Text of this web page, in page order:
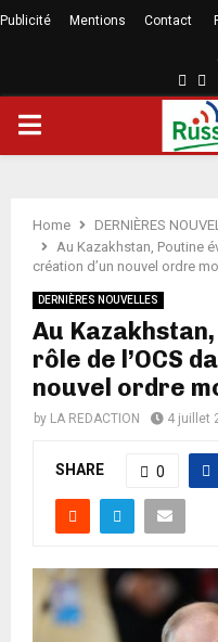
Publicité Mentions Contact
Home
DERNIÈRES
Au Kazakhstan, Poutine
création d’un nouvel ordre
DERNIÈRES NOUVELLES
Au
rôle de l’OCS
nouvel ordre
by LA REDACTION 4 juillet
SHARE 0